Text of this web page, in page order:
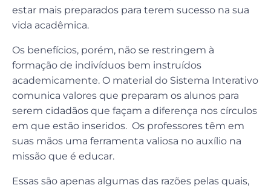
estar mais preparados para terem sucesso na sua
vida acadêmica.
Os benefícios, porém, não se restringem à
formação de indivíduos bem instruídos
academicamente. O material do Sistema Interativo
comunica valores que preparam os alunos para
serem cidadãos que façam a diferença nos círculos
em que estão inseridos. Os professores têm em
suas mãos uma ferramenta valiosa no auxílio na
missão que é educar.
Essas são apenas algumas das razões pelas quais,